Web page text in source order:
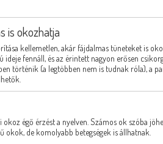
is okozhatja
kellemetlen, akár fájdalmas tüneteket is
fennáll, és az érintett nagyon erősen
történik (a legtöbben nem is tudnak róla), a
égő érzést a nyelven. Számos ok szóba
okok, de komolyabb betegségek is állhatnak.